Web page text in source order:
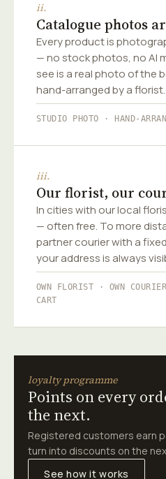
ii.
Catalogue photos
Every product is
— no stock photos, no AI
see is a real photo of the
hand-arranged by a florist.
STUDIO PHOTO · HAND-
iii.
Our florist, our
In cities with our local
— often free. To more
partner courier with a
your address is always
OWN FLORIST · OWN
CART
loyalty programme
Points on every
the next.
Registered customers earn
turn into discounts on the
See how it works